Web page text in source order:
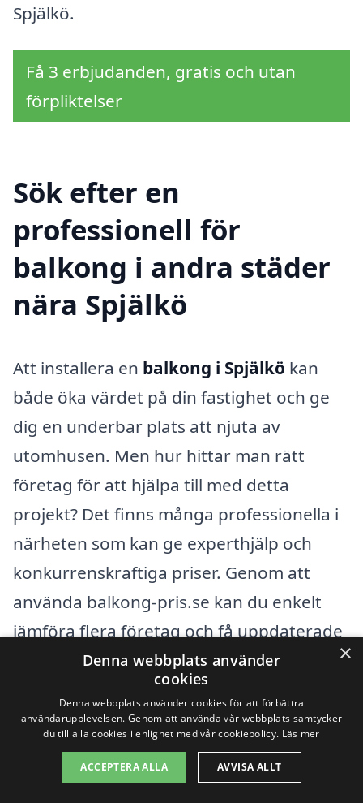
Spjälkö.
Få 3 erbjudanden, gratis och utan
förpliktelser
Sök efter en
professionell för
balkong i andra städer
nära Spjälkö
Att installera en balkong i Spjälkö kan
både öka värdet på din fastighet och ge
dig en underbar plats att njuta av
utomhusen. Men hur hittar man rätt
företag för att hjälpa till med detta
projekt? Det finns många professionella i
närheten som kan ge experthjälp och
konkurrenskraftiga priser. Genom att
använda balkong-pris.se kan du enkelt
jämföra flera företag och få uppdaterade
erbjudanden.
När du letar efter företag som
specialiserar sig påbalkong i Spjälkö,
överväg att också titta på entreprenörer i
×
Denna webbplats använder
cookies
Denna webbplats använder cookies för att förbättra
användarupplevelsen. Genom att använda vår webbplats samtycker
du till alla cookies i enlighet med vår cookiepolicy. Läs mer
ACCEPTERA ALLA AVVISA ALLT